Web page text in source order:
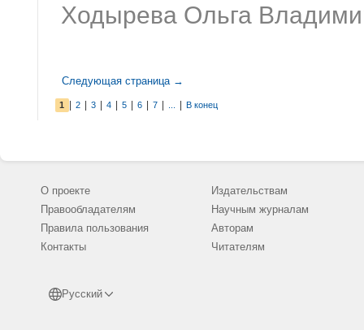
Ходырева Ольга
Следующая страница →
1 2 3 4 5 6 7 В конец
О проекте
Правообладателям
Правила пользования
Контакты
Русский
Издательствам
Научным журналам
Авторам
Читателям